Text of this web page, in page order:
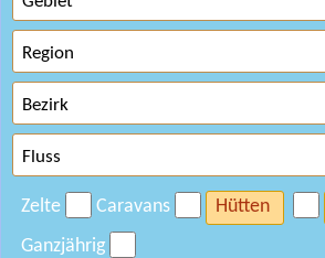
Zelte Caravans Hütten
Ganzjährig